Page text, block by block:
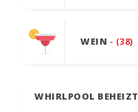
WEIN - (38)
WHIRLPOOL BEHEIZT